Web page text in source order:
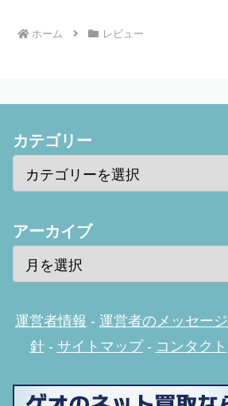
ホーム レビュー
カテゴリー
アーカイブ
運営者情報 - 運営者のメッセージ
針- サイトマップ- コンタクト